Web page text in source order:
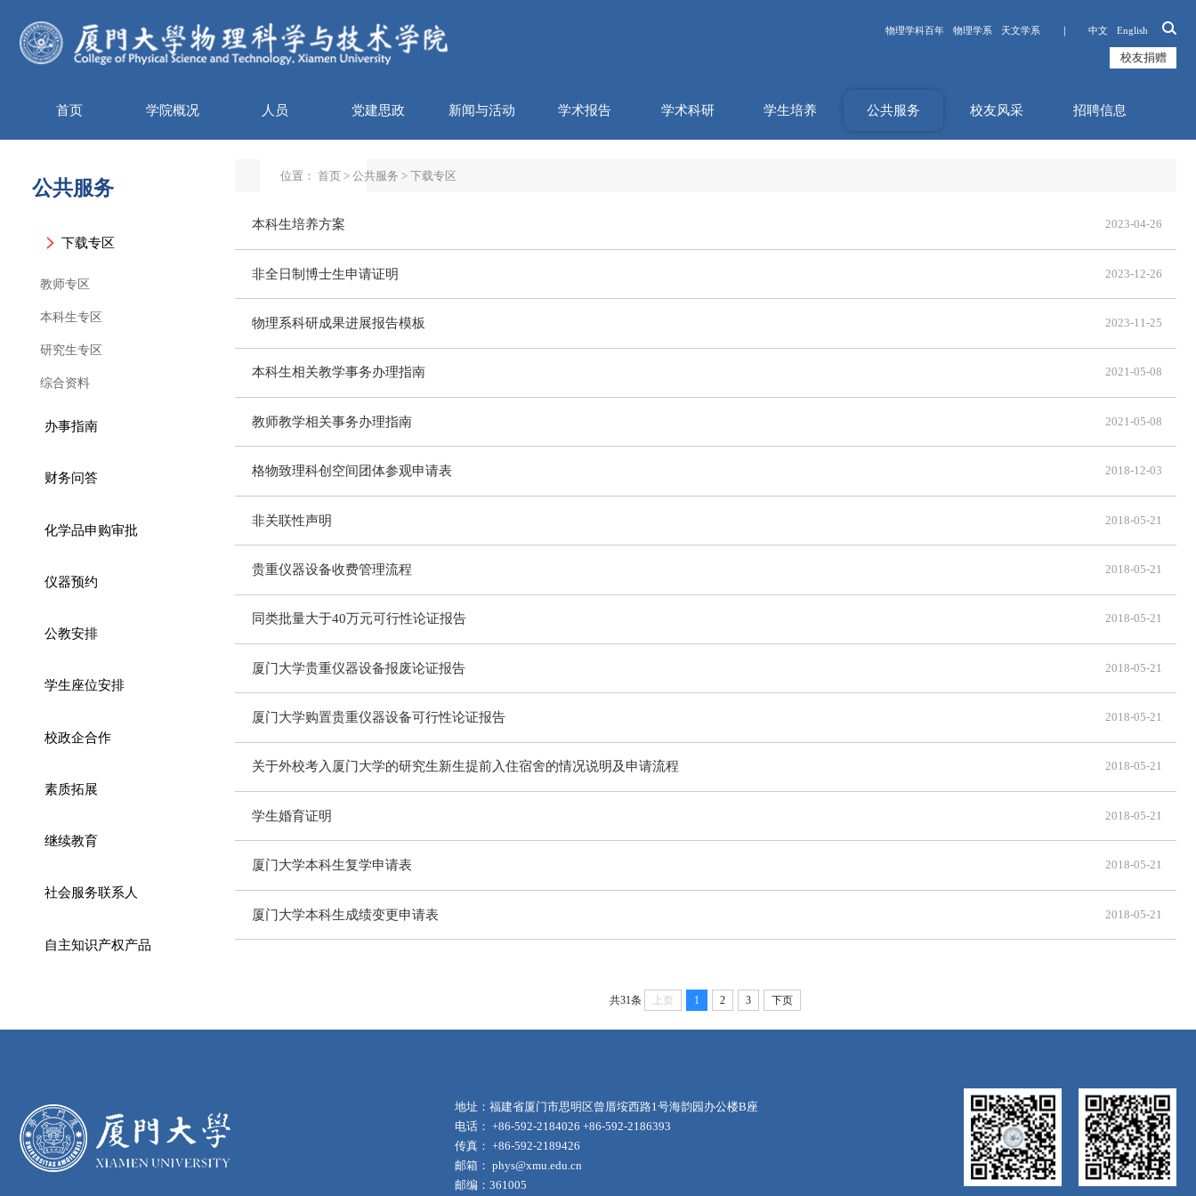
物理学科百年 物理学系 天文学系 ｜ 中文 English
校友捐赠
首页 学院概况 人员 党建思政 新闻与活动 学术报告 学术科研 学生培养 公共服务 校友风采 招聘信息
公共服务
下载专区
教师专区
本科生专区
研究生专区
综合资料
办事指南
财务问答
化学品申购审批
仪器预约
公教安排
学生座位安排
校政企合作
素质拓展
继续教育
社会服务联系人
自主知识产权产品
位置： 首页> 公共服务 > 下载专区
本科生培养方案 2023-04-26
非全日制博士生申请证明 2023-12-26
物理系科研成果进展报告模板 2023-11-25
本科生相关教学事务办理指南 2021-05-08
教师教学相关事务办理指南 2021-05-08
格物致理科创空间团体参观申请表 2018-12-03
非关联性声明 2018-05-21
贵重仪器设备收费管理流程 2018-05-21
同类批量大于40万元可行性论证报告 2018-05-21
厦门大学贵重仪器设备报废论证报告 2018-05-21
厦门大学购置贵重仪器设备可行性论证报告 2018-05-21
关于外校考入厦门大学的研究生新生提前入住宿舍的情况说明及申请流程 2018-05-21
学生婚育证明 2018-05-21
厦门大学本科生复学申请表 2018-05-21
厦门大学本科生成绩变更申请表 2018-05-21
共31条 上页 1 2 3 下页
地址：福建省厦门市思明区曾厝垵西路1号海韵园办公楼B座
电话： +86-592-2184026 +86-592-2186393
传真： +86-592-2189426
邮箱： phys@xmu.edu.cn
邮编：361005